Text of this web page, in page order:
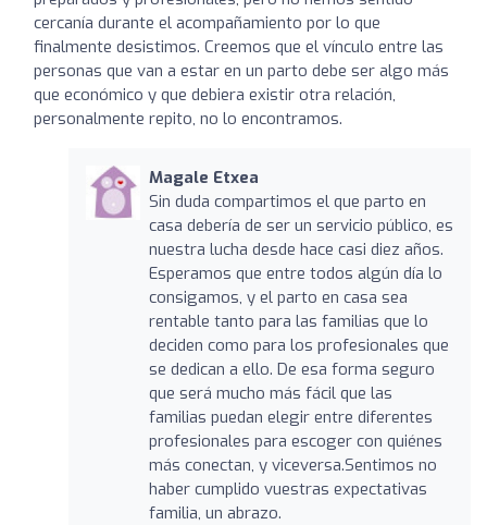
cercanía durante el acompañamiento por lo que
finalmente desistimos. Creemos que el vínculo entre las
personas que van a estar en un parto debe ser algo más
que económico y que debiera existir otra relación,
personalmente repito, no lo encontramos.
Magale Etxea
Sin duda compartimos el que parto en
casa debería de ser un servicio público, es
nuestra lucha desde hace casi diez años.
Esperamos que entre todos algún día lo
consigamos, y el parto en casa sea
rentable tanto para las familias que lo
deciden como para los profesionales que
se dedican a ello. De esa forma seguro
que será mucho más fácil que las
familias puedan elegir entre diferentes
profesionales para escoger con quiénes
más conectan, y viceversa.Sentimos no
haber cumplido vuestras expectativas
familia, un abrazo.